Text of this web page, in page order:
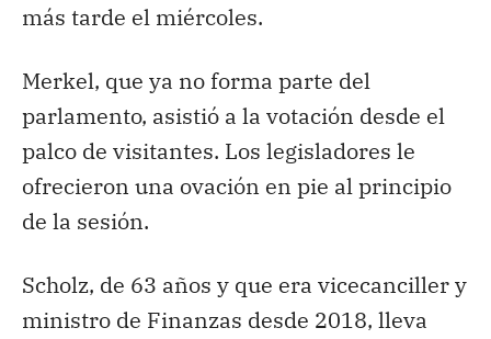
más tarde el miércoles.
Merkel, que ya no forma parte del
parlamento, asistió a la votación desde el
palco de visitantes. Los legisladores le
ofrecieron una ovación en pie al principio
de la sesión.
Scholz, de 63 años y que era vicecanciller y
ministro de Finanzas desde 2018, lleva